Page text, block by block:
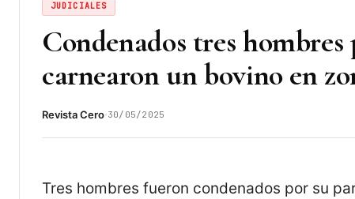
JUDICIALES
Condenados tres hombres
carnearon un bovino en
Revista Cero·30/05/2025
Tres hombres fueron condenados por su